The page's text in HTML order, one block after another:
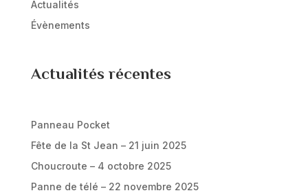
Actualités
Évènements
Actualités récentes
Panneau Pocket
Fête de la St Jean – 21 juin 2025
Choucroute – 4 octobre 2025
Panne de télé – 22 novembre 2025